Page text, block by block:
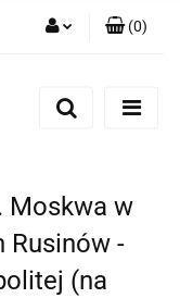
się
(0)
Moskwa w
Rusinów -
(na